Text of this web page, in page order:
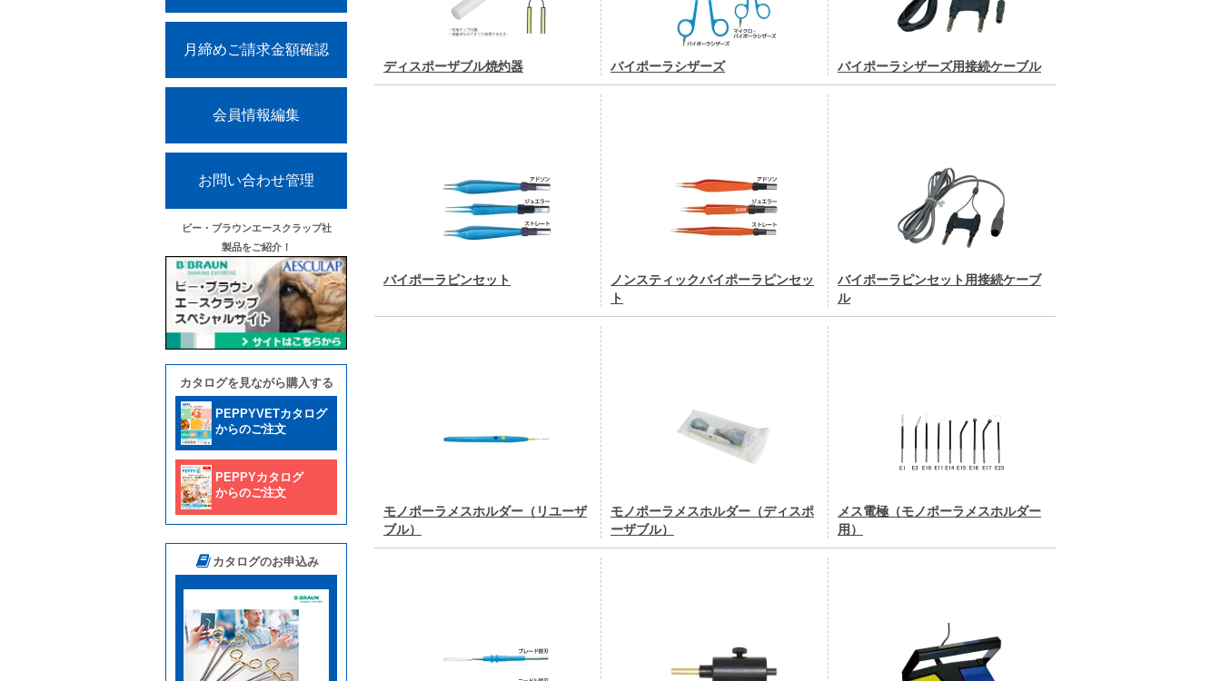
月締めご請求金額確認
会員情報編集
お問い合わせ管理
ビー・ブラウンエースクラップ社
製品をご紹介！
カタログを見ながら購入する
PEPPYVETカタログ
からのご注文
PEPPYカタログ
からのご注文
カタログのお申込み
ディスポーザブル焼灼器 バイポーラシザーズ バイポーラシザーズ用接続ケーブル
バイポーラピンセット
ノンスティックバイポーラピンセッ
ト
バイポーラピンセット用接続ケーブ
ル
モノポーラメスホルダー（リユーザ
ブル）
モノポーラメスホルダー（ディスポ
ーザブル）
メス電極（モノポーラメスホルダー
用）